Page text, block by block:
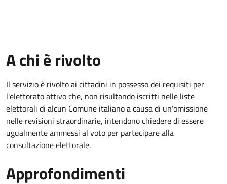
A chi è rivolto
Il servizio è rivolto ai cittadini in possesso dei requisiti per
l'elettorato attivo che, non risultando iscritti nelle liste
elettorali di alcun Comune italiano a causa di un'omissione
nelle revisioni straordinarie, intendono chiedere di essere
ugualmente ammessi al voto per partecipare alla
consultazione elettorale.
Approfondimenti